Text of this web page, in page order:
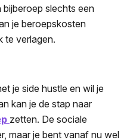
bijberoep slechts een
je beroepskosten
te verlagen.
je side hustle en wil je
kan je de stap naar
zetten. De sociale
maar je bent vanaf nu wel